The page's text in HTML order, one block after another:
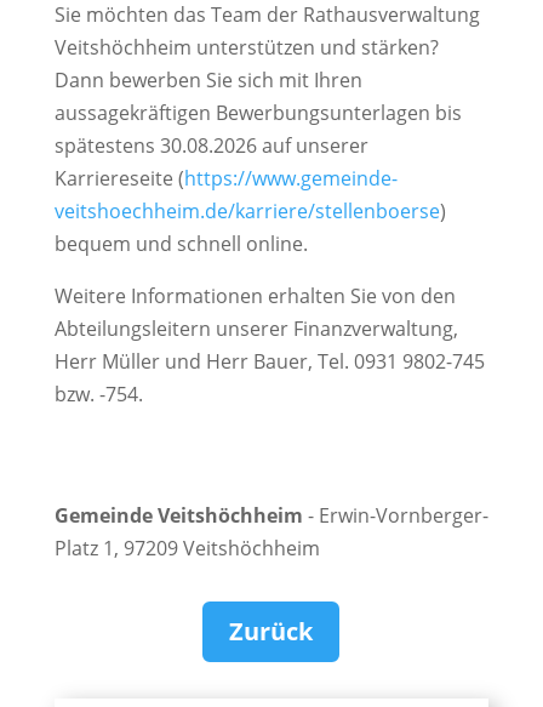
Sie möchten das Team der Rathausverwaltung
Veitshöchheim unterstützen und stärken?
Dann bewerben Sie sich mit Ihren
aussagekräftigen Bewerbungsunterlagen bis
spätestens 30.08.2026 auf unserer
Karriereseite (https://www.gemeinde-
veitshoechheim.de/karriere/stellenboerse)
bequem und schnell online.
Weitere Informationen erhalten Sie von den
Abteilungsleitern unserer Finanzverwaltung,
Herr Müller und Herr Bauer, Tel. 0931 9802-745
bzw. -754.
Gemeinde Veitshöchheim - Erwin-Vornberger-
Platz 1, 97209 Veitshöchheim
Zurück